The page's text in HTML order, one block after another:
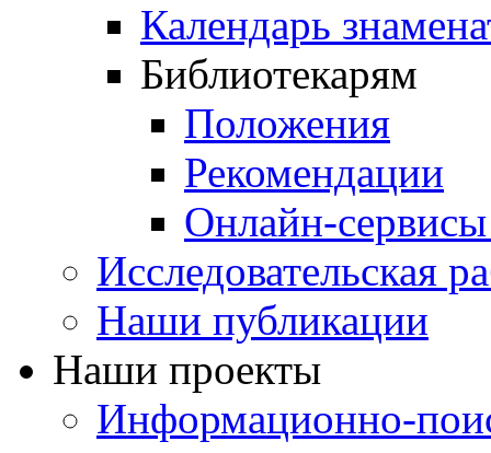
Календарь
Библиотекарям
Положения
Рекомендации
Онлайн-сервисы
Исследовательская
Наши публикации
Наши проекты
Информационно-